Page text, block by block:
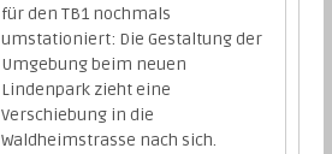
für den TB1 nochmals
umstationiert: Die Gestaltung der
Umgebung beim neuen
Lindenpark zieht eine
Verschiebung in die
Waldheimstrasse nach sich.